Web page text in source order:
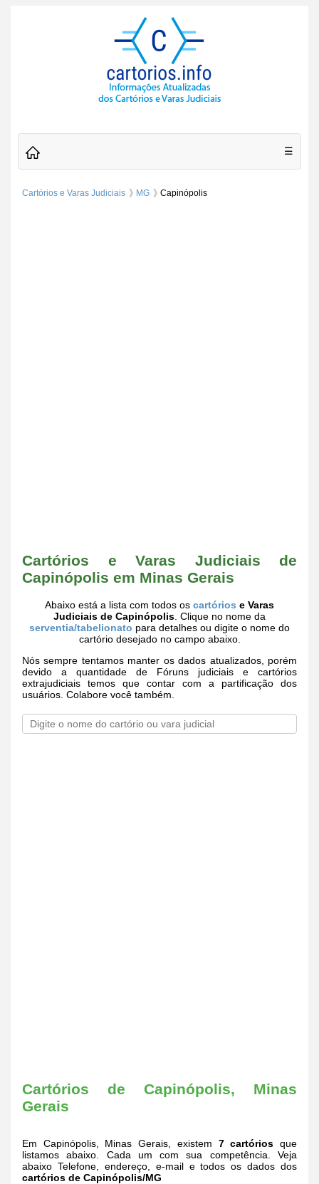
☰
Cartórios e Varas Judiciais MG Capinópolis
Cartórios e Varas Judiciais de
Capinópolis em Minas Gerais
Abaixo está a lista com todos os cartórios e Varas
Judiciais de Capinópolis . Clique no nome da
serventia/tabelionato para detalhes ou digite o nome do
cartório desejado no campo abaixo.
Nós sempre tentamos manter os dados atualizados, porém
devido a quantidade de Fóruns judiciais e cartórios
extrajudiciais temos que contar com a partificação dos
usuários. Colabore você também.
Cartórios de Capinópolis, Minas
Gerais
Em Capinópolis, Minas Gerais, existem 7 cartórios que
listamos abaixo. Cada um com sua competência. Veja
abaixo Telefone, endereço, e-mail e todos os dados dos
cartórios de Capinópolis/MG